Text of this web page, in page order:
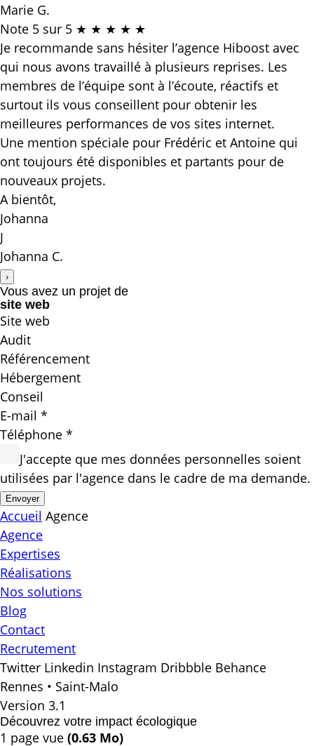
Marie G.
Note 5 sur 5 ★ ★ ★ ★ ★
Je recommande sans hésiter l’agence Hiboost avec
qui nous avons travaillé à plusieurs reprises. Les
membres de l’équipe sont à l’écoute, réactifs et
surtout ils vous conseillent pour obtenir les
meilleures performances de vos sites internet.
Une mention spéciale pour Frédéric et Antoine qui
ont toujours été disponibles et partants pour de
nouveaux projets.
A bientôt,
Johanna
J
Johanna C.
›
Vous avez un projet de
site web
Site web
Audit
Référencement
Hébergement
Conseil
E-mail *
Téléphone *
J'accepte que mes données personnelles soient
utilisées par l'agence dans le cadre de ma demande.
Envoyer
Accueil Agence
Agence
Expertises
Réalisations
Nos solutions
Blog
Contact
Recrutement
Twitter Linkedin Instagram Dribbble Behance
Rennes • Saint-Malo
Version 3.1
Découvrez votre impact écologique
1 page vue (0.63 Mo)